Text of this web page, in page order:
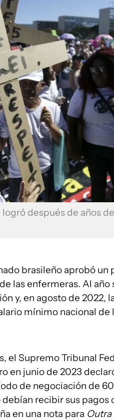
después de años
brasileño aprobó un
las enfermeras. Al año
y, en agosto de 2022,
mínimo nacional de
el Supremo Tribunal
en junio de 2023
de negociación de
recibir sus pagos
en una nota para Outra